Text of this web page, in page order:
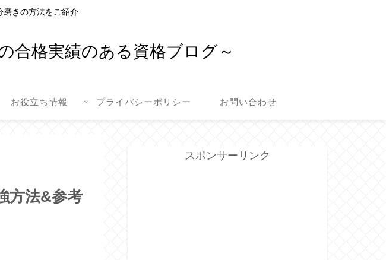
磨きの方法をご紹介
合格実績のある資格ブログ～
お役立ち情報 プライバシーポリシー お問い合わせ
方法&参考
スポンサーリンク